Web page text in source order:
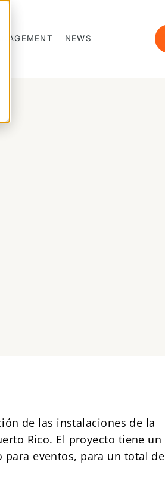
NEWS
de las instalaciones de la
Rico. El proyecto tiene un
para eventos, para un total de